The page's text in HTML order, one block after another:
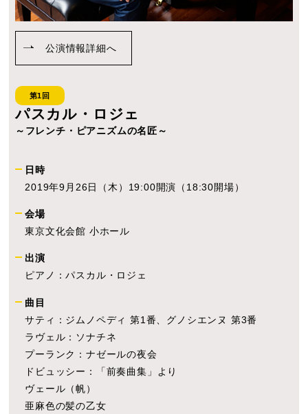
公演情報詳細へ
第1回
パスカル・ロジェ
～フレンチ・ピアニズムの名匠～
日時
2019年9月26日（木）19:00開演（18:30開場）
会場
東京文化会館 小ホール
出演
ピアノ：パスカル・ロジェ
曲目
サティ：ジムノペディ 第1番、グノシエンヌ 第3番
ラヴェル：ソナチネ
プーランク：ナゼールの夜会
ドビュッシー：「前奏曲集」より
ヴェール（帆）
亜麻色の髪の乙女